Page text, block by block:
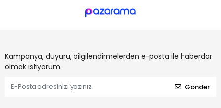
Kampanya, duyuru, bilgilendirmelerden e-posta ile haberdar
olmak istiyorum.
Gönder